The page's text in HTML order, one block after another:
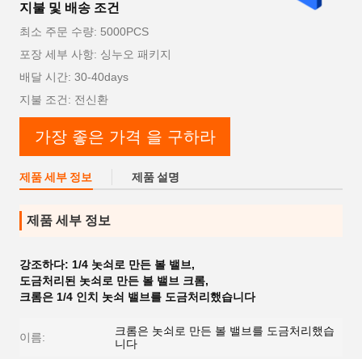
지불 및 배송 조건
최소 주문 수량: 5000PCS
포장 세부 사항: 싱누오 패키지
배달 시간: 30-40days
지불 조건: 전신환
가장 좋은 가격 을 구하라
제품 세부 정보 제품 설명
제품 세부 정보
강조하다: 1/4 놋쇠로 만든 볼 밸브,
도금처리된 놋쇠로 만든 볼 밸브 크롬,
크롬은 1/4 인치 놋쇠 밸브를 도금처리했습니다
이름:
크롬은 놋쇠로 만든 볼 밸브를 도금처리했습
니다